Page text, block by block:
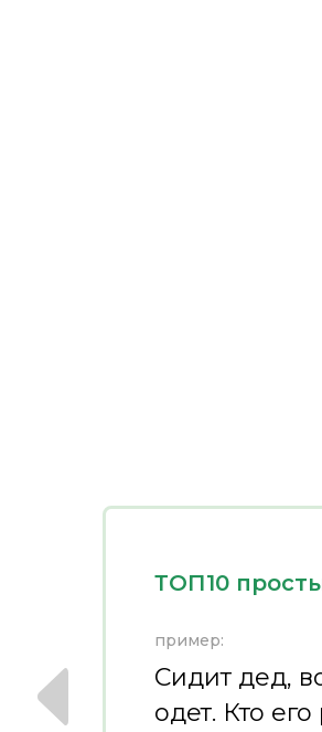
ТОП10
пример:
Сидит дед,
одет. Кто